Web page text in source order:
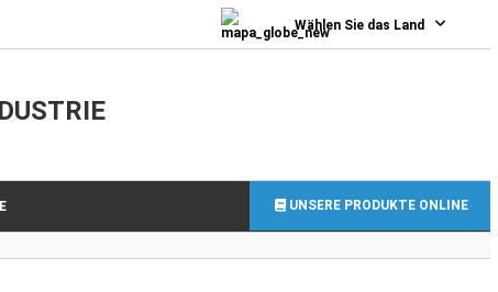
Wählen Sie das Land
UNSERE PRODUKTE ONLINE